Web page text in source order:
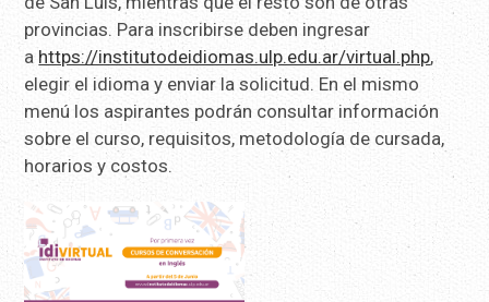
provincias. Para inscribirse deben ingresar
a https://institutodeidiomas.ulp.edu.ar/virtual.php,
elegir el idioma y enviar la solicitud. En el mismo
menú los aspirantes podrán consultar información
sobre el curso, requisitos, metodología de cursada,
horarios y costos.